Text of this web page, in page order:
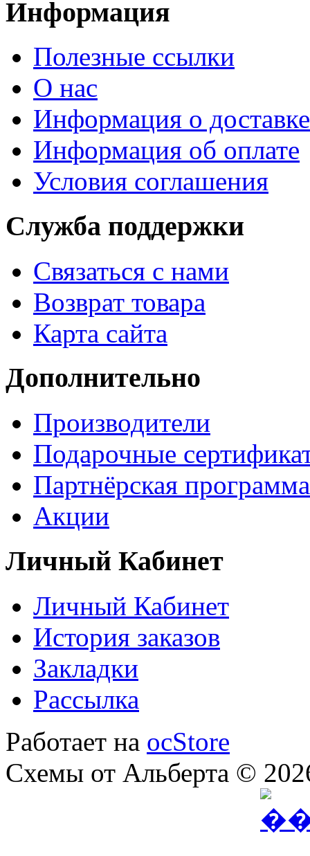
Информация
Полезные ссылки
О нас
Информация о доставке
Информация об оплате
Условия соглашения
Служба поддержки
Связаться с нами
Возврат товара
Карта сайта
Дополнительно
Производители
Подарочные
Партнёрская программа
Акции
Личный Кабинет
Личный Кабинет
История заказов
Закладки
Рассылка
Работает на ocStore
Схемы от Альберта ©